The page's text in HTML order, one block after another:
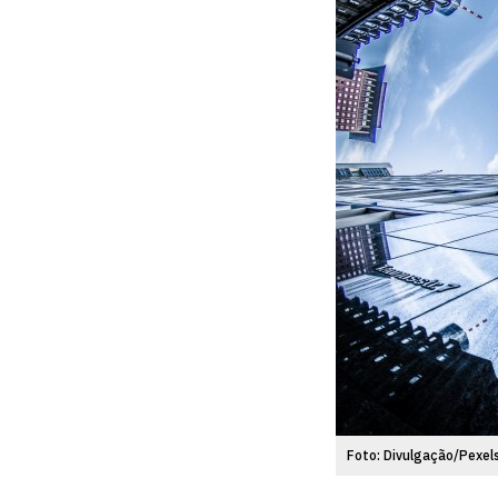
Foto: Divulgação/